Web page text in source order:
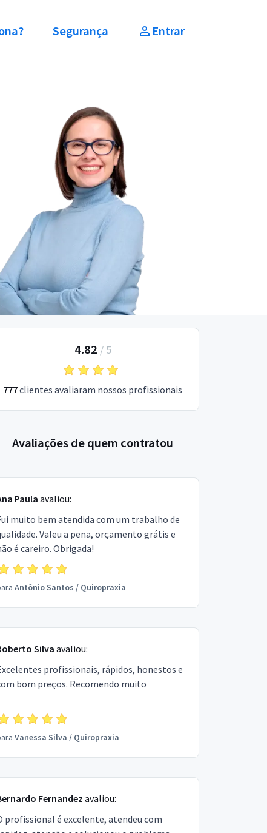
Segurança Entrar
4.82 / 5
777clientes avaliaram nossos profissionais
Avaliações de quem contratou
Paula avaliou:
muito bem atendida com um trabalho de
Valeu a pena, orçamento grátis e
é careiro. Obrigada!
Antônio Santos / Quiropraxia
Silva avaliou:
profissionais, rápidos, honestos e
bom preços. Recomendo muito
Vanessa Silva / Quiropraxia
Fernandez avaliou:
profissional é excelente, atendeu com